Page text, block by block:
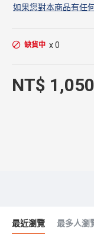
如果您對本商品有任
NT$ 1,050
缺貨中 x 0
最近瀏覽 最多人瀏